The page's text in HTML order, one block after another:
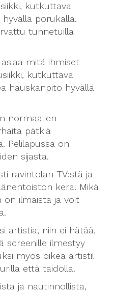
kutkuttava
porukalla.
tunnetuilla
mitä ihmiset
kutkuttava
hauskanpito hyvällä
normaalien
pätkiä
Pelilapussa on
sijasta.
ravintolan TV:stä ja
kera! Mikä
on ilmaista ja voit
artistia, niin ei hätää,
screenille ilmestyy
myös oikea artisti!
että taidolla.
ja nautinnollista,